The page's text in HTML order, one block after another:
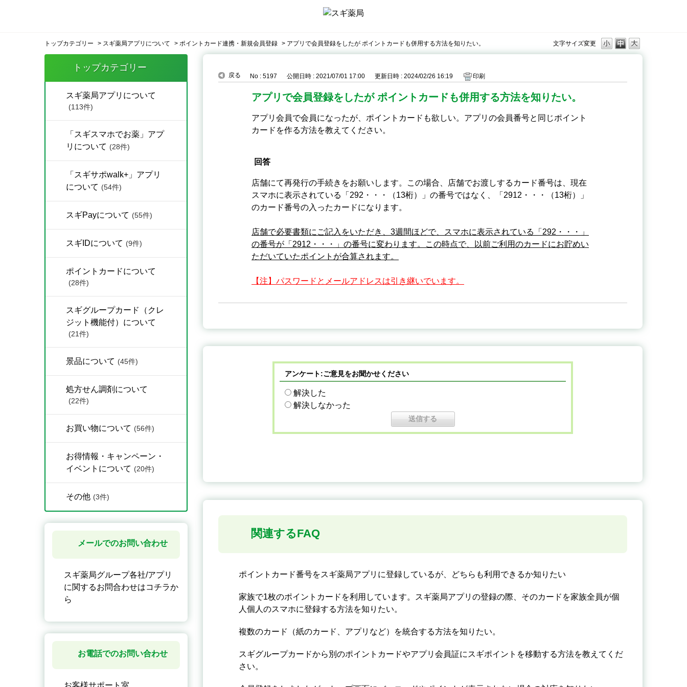
文字サイズ変更
トップカテゴリー > スギ薬局アプリについて > ポイントカード連携・新規会員登録 > アプリで会員登録をしたが ポイントカードも併用する方法を知りたい。
トップカテゴリー
スギ薬局アプリについて
(113件)
「スギスマホでお薬」アプ
リについて (28件)
「スギサポwalk+」アプリ
について (54件)
スギPayについて (55件)
スギIDについて (9件)
ポイントカードについて
(28件)
スギグループカード（クレ
ジット機能付）について
(21件)
景品について (45件)
処方せん調剤について
(22件)
お買い物について (56件)
お得情報・キャンペーン・
イベントについて (20件)
その他 (3件)
メールでのお問い合わせ
スギ薬局グループ各社/アプリ
に関するお問合わせはコチラか
ら
お電話でのお問い合わせ
お客様サポート室
戻る No : 5197 公開日時 : 2021/07/01 17:00 更新日時 : 2024/02/26 16:19 印刷
アプリで会員登録をしたが ポイントカードも併用する方法を知りたい。
アプリ会員で会員になったが、ポイントカードも欲しい。アプリの会員番号と同じポイント
カードを作る方法を教えてください。
回答
店舗にて再発行の手続きをお願いします。この場合、店舗でお渡しするカード番号は、現在
スマホに表示されている「292・・・（13桁）」の番号ではなく、「2912・・・（13桁）」
のカード番号の入ったカードになります。
店舗で必要書類にご記入をいただき、3週間ほどで、スマホに表示されている「292・・・」
の番号が「2912・・・」の番号に変わります。この時点で、以前ご利用のカードにお貯めい
ただいていたポイントが合算されます。
【注】パスワードとメールアドレスは引き継いでいます。
アンケート:ご意見をお聞かせください
解決した
解決しなかった
関連するFAQ
ポイントカード番号をスギ薬局アプリに登録しているが、どちらも利用できるか知りたい
家族で1枚のポイントカードを利用しています。スギ薬局アプリの登録の際、そのカードを家族全員が個
人個人のスマホに登録する方法を知りたい。
複数のカード（紙のカード、アプリなど）を統合する方法を知りたい。
スギグループカードから別のポイントカードやアプリ会員証にスギポイントを移動する方法を教えてくだ
さい。